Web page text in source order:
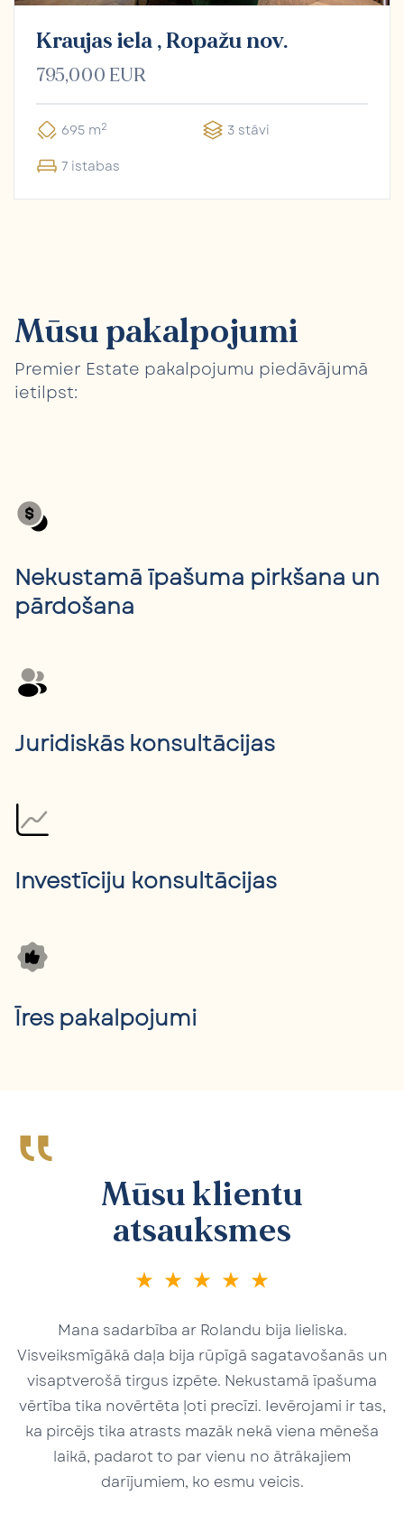
Kraujas iela , Ropažu nov.
795,000 EUR
695 m2
3 stāvi
7 istabas
Mūsu pakalpojumi
Premier Estate pakalpojumu piedāvājumā
ietilpst:
Nekustamā īpašuma pirkšana un
pārdošana
Juridiskās konsultācijas
Investīciju konsultācijas
Īres pakalpojumi
Mūsu klientu
atsauksmes
Mana sadarbība ar Rolandu bija lieliska.
Visveiksmīgākā daļa bija rūpīgā sagatavošanās un
visaptverošā tirgus izpēte. Nekustamā īpašuma
vērtība tika novērtēta ļoti precīzi. Ievērojami ir tas,
ka pircējs tika atrasts mazāk nekā viena mēneša
laikā, padarot to par vienu no ātrākajiem
darījumiem, ko esmu veicis.